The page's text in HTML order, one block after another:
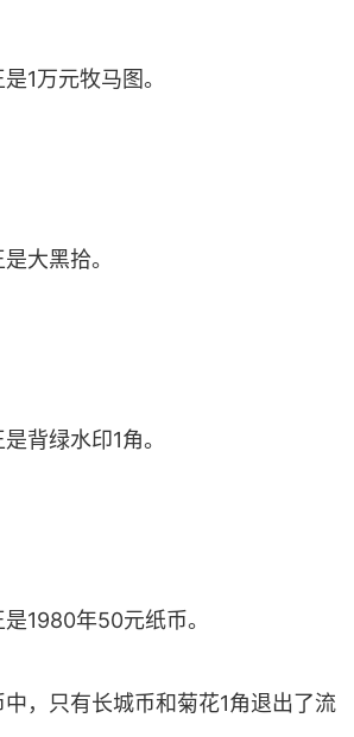
1万元牧马图。
大黑拾。
背绿水印1角。
1980年50元纸币。
，只有长城币和菊花1角退出了流